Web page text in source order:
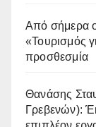
Από σήμερα
«Τουρισμός
προσθεσμία
Θανάσης
Γρεβενών):